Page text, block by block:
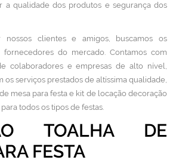
a qualidade dos produtos e segurança dos
nossos clientes e amigos, buscamos os
do mercado. Contamos com
colaboradores e empresas de alto nível,
os serviços prestados de altíssima qualidade,
mesa para festa e kit de locação decoração
todos os tipos de festas.
TOALHA DE
FESTA